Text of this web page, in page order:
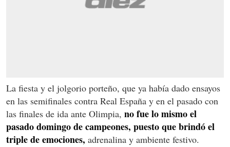
La fiesta y el jolgorio porteño, que ya había dado ensayos
en las semifinales contra Real España y en el pasado con
las finales de ida ante Olimpia, no fue lo mismo el
pasado domingo de campeones, puesto que brindó el
triple de emociones, adrenalina y ambiente festivo.